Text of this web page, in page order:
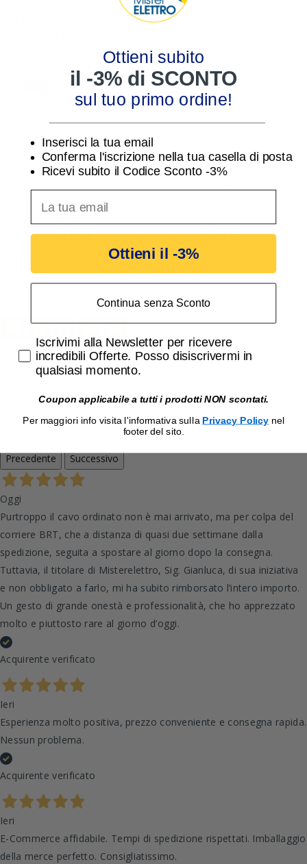
questo prodotto hanno
Terminale per canale
LAN 40x40 W
2,76 € 2,67 €
-3%
ECSE8000
0,50 € 0,49 €
/5
Le nostre recensioni a 4 e 5 stelle.
Clicca qui per leggerle tutte >
Precedente
Successivo
Oggi
Purtroppo il cavo ordinato non è mai arrivato, ma per colpa del
corriere BRT, che a distanza di quasi due settimane dalla
spedizione, seguita a spostare al giorno dopo la consegna.
Tuttavia, il titolare di Misterelettro, Sig. Gianluca, di sua iniziativa
e non obbligato a farlo, mi ha subito rimborsato l’intero importo.
Un gesto di grande onestà e professionalità, che ho apprezzato
molto e piuttosto rare al giorno d’oggi.
Acquirente verificato
Ieri
Esperienza molto positiva, prezzo conveniente e consegna rapida.
Nessun problema.
Acquirente verificato
Ieri
E-Commerce affidabile. Tempi di spedizione rispettati. Imballaggio
della merce perfetto. Consigliatissimo.
Ottieni subito
il -3% di SCONTO
sul tuo primo ordine!
Inserisci la tua email
Conferma l'iscrizione nella tua casella di posta
Ricevi subito il Codice Sconto -3%
Ottieni il -3%
Continua senza Sconto
Accetta di ricevere email promozionali
Iscrivimi alla Newsletter per ricevere
incredibili Offerte. Posso disiscrivermi in
qualsiasi momento.
Coupon applicabile a tutti i prodotti NON scontati.
Per maggiori info visita l'informativa sulla Privacy Policy nel
footer del sito.